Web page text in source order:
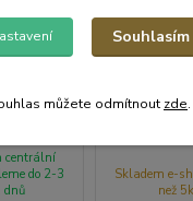
sklo,
centrální
do 2-3
dnů
TITANIO-
Skladem e-
než
Souhlasím
můžete odmítnout zde.